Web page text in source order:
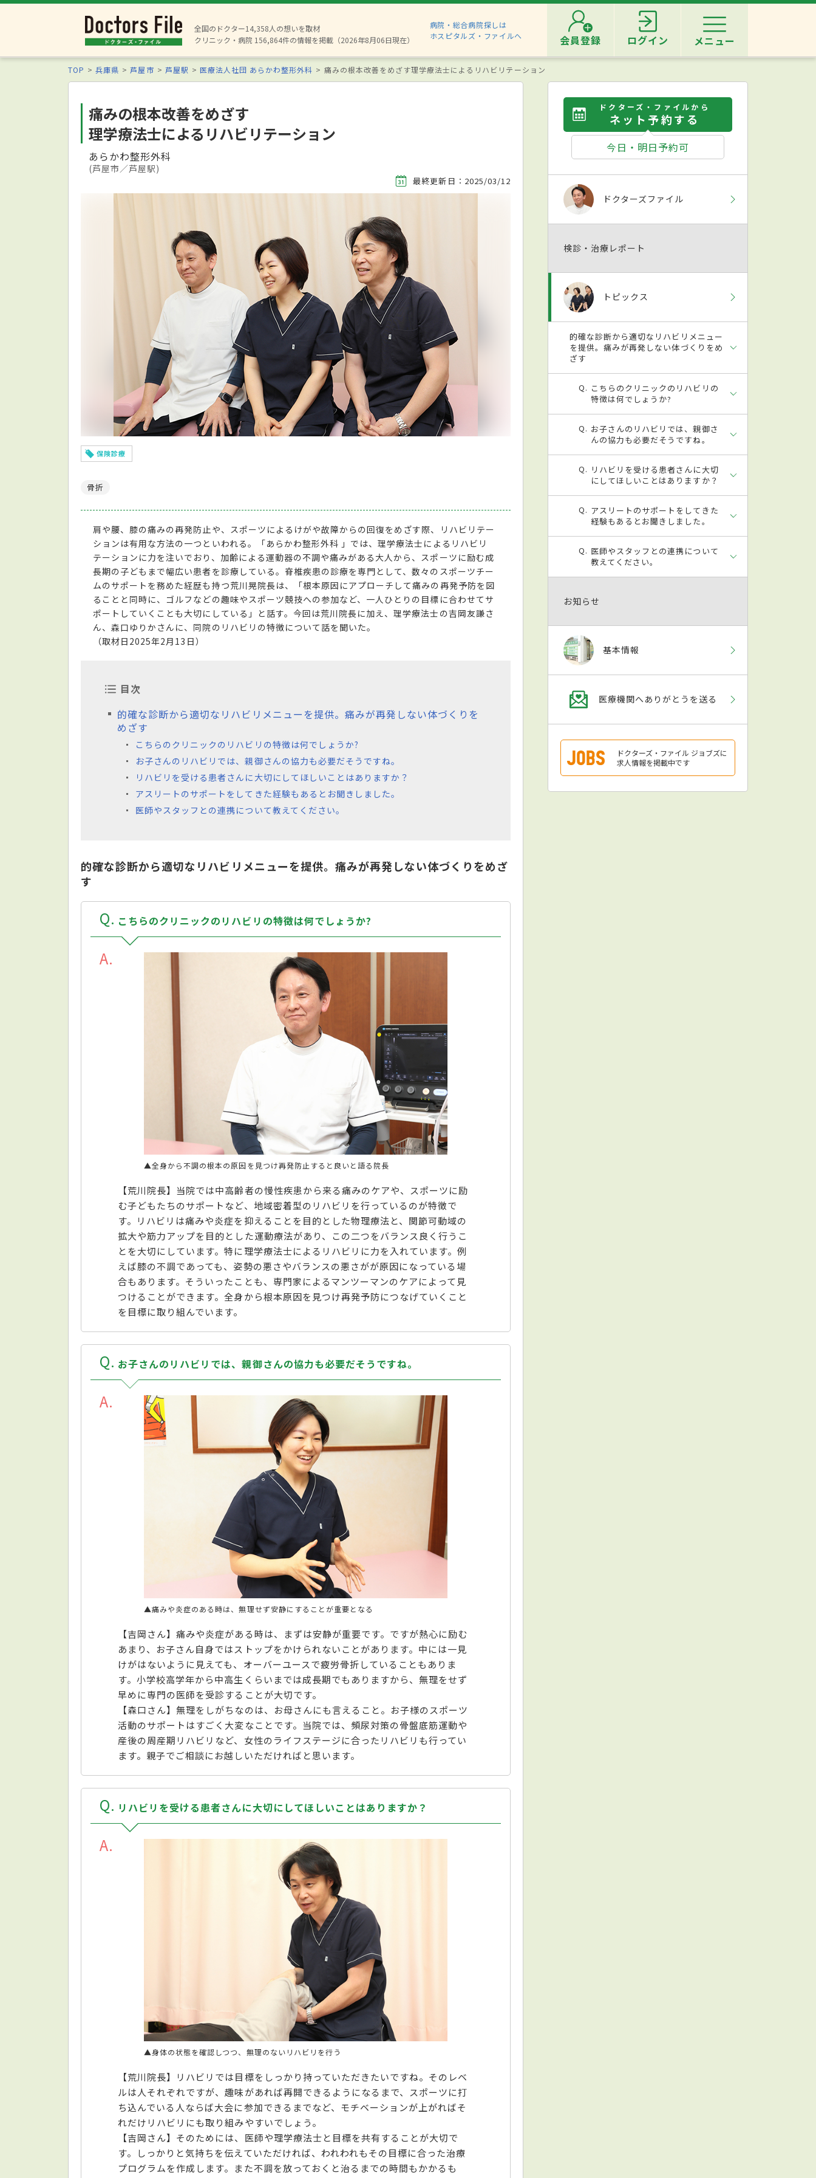
全国のドクター14,358人の想いを取材
クリニック・病院 156,864件の情報を掲載（2026年8月06日現在）
病院・総合病院探しは
ホスピタルズ・ファイルへ
会員登録 ログイン メニュー
TOP 兵庫県 芦屋市 芦屋駅 医療法人社団 あらかわ整形外科 痛みの根本改善をめざす理学療法士によるリハビリテーション
痛みの根本改善をめざす
理学療法士によるリハビリテーション
あらかわ整形外科
(芦屋市／芦屋駅)
最終更新日：2025/03/12
保険診療
骨折
肩や腰、膝の痛みの再発防止や、スポーツによるけがや故障からの回復をめざす際、リハビリテー
ションは有用な方法の一つといわれる。「あらかわ整形外科 」では、理学療法士によるリハビリ
テーションに力を注いでおり、加齢による運動器の不調や痛みがある大人から、スポーツに励む成
長期の子どもまで幅広い患者を診療している。脊椎疾患の診療を専門として、数々のスポーツチー
ムのサポートを務めた経歴も持つ荒川晃院長は、「根本原因にアプローチして痛みの再発予防を図
ることと同時に、ゴルフなどの趣味やスポーツ競技への参加など、一人ひとりの目標に合わせてサ
ポートしていくことも大切にしている」と話す。今回は荒川院長に加え、理学療法士の吉岡友謙さ
ん、森口ゆりかさんに、同院のリハビリの特徴について話を聞いた。
（取材日2025年2月13日）
目次
的確な診断から適切なリハビリメニューを提供。痛みが再発しない体づくりを
めざす
こちらのクリニックのリハビリの特徴は何でしょうか?
お子さんのリハビリでは、親御さんの協力も必要だそうですね。
リハビリを受ける患者さんに大切にしてほしいことはありますか？
アスリートのサポートをしてきた経験もあるとお聞きしました。
医師やスタッフとの連携について教えてください。
的確な診断から適切なリハビリメニューを提供。痛みが再発しない体づくりをめざ
す
Q こちらのクリニックのリハビリの特徴は何でしょうか?
A
▲全身から不調の根本の原因を見つけ再発防止すると良いと語る院長
【荒川院長】当院では中高齢者の慢性疾患から来る痛みのケアや、スポーツに励
む子どもたちのサポートなど、地域密着型のリハビリを行っているのが特徴で
す。リハビリは痛みや炎症を抑えることを目的とした物理療法と、関節可動域の
拡大や筋力アップを目的とした運動療法があり、この二つをバランス良く行うこ
とを大切にしています。特に理学療法士によるリハビリに力を入れています。例
えば膝の不調であっても、姿勢の悪さやバランスの悪さがが原因になっている場
合もあります。そういったことも、専門家によるマンツーマンのケアによって見
つけることができます。全身から根本原因を見つけ再発予防につなげていくこと
を目標に取り組んでいます。
Q お子さんのリハビリでは、親御さんの協力も必要だそうですね。
A
▲痛みや炎症のある時は、無理せず安静にすることが重要となる
【吉岡さん】痛みや炎症がある時は、まずは安静が重要です。ですが熱心に励む
あまり、お子さん自身ではストップをかけられないことがあります。中には一見
けがはないように見えても、オーバーユースで疲労骨折していることもありま
す。小学校高学年から中高生くらいまでは成長期でもありますから、無理をせず
早めに専門の医師を受診することが大切です。
【森口さん】無理をしがちなのは、お母さんにも言えること。お子様のスポーツ
活動のサポートはすごく大変なことです。当院では、頻尿対策の骨盤底筋運動や
産後の周産期リハビリなど、女性のライフステージに合ったリハビリも行ってい
ます。親子でご相談にお越しいただければと思います。
Q リハビリを受ける患者さんに大切にしてほしいことはありますか？
A
▲身体の状態を確認しつつ、無理のないリハビリを行う
【荒川院長】リハビリでは目標をしっかり持っていただきたいですね。そのレベ
ルは人それぞれですが、趣味があれば再開できるようになるまで、スポーツに打
ち込んでいる人ならば大会に参加できるまでなど、モチベーションが上がればそ
れだけリハビリにも取り組みやすいでしょう。
【吉岡さん】そのためには、医師や理学療法士と目標を共有することが大切で
す。しっかりと気持ちを伝えていただければ、われわれもその目標に合った治療
プログラムを作成します。また不調を放っておくと治るまでの時間もかかるも
ドクターズ・ファイルから
ネット予約する
今日・明日予約可
ドクターズファイル
検診・治療レポート
トピックス
的確な診断から適切なリハビリメニュー
を提供。痛みが再発しない体づくりをめ
ざす
こちらのクリニックのリハビリの
特徴は何でしょうか?
お子さんのリハビリでは、親御さ
んの協力も必要だそうですね。
リハビリを受ける患者さんに大切
にしてほしいことはありますか？
アスリートのサポートをしてきた
経験もあるとお聞きしました。
医師やスタッフとの連携について
教えてください。
お知らせ
基本情報
医療機関へありがとうを送る
ドクターズ・ファイル ジョブズに
求人情報を掲載中です